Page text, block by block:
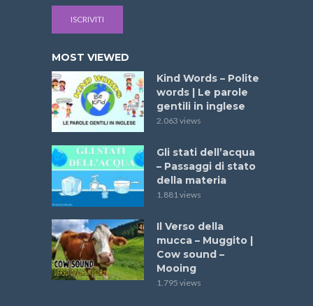
ISCRIVITI
MOST VIEWED
Kind Words – Polite
words | Le parole
gentili in inglese
2.063 views
Gli stati dell’acqua
– Passaggi di stato
della materia
1.881 views
Il Verso della
mucca – Muggito |
Cow sound –
Mooing
1.795 views